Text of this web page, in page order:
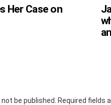
Her Case on
be published. Required fields